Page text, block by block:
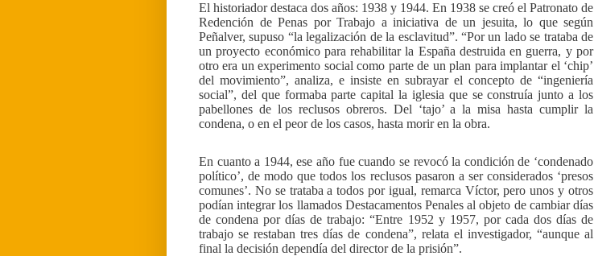
El historiador destaca dos años: 1938 y 1944. En 1938 se creó el Patronato de
Redención de Penas por Trabajo a iniciativa de un jesuita, lo que según
Peñalver, supuso “la legalización de la esclavitud”. “Por un lado se trataba de
un proyecto económico para rehabilitar la España destruida en guerra, y por
otro era un experimento social como parte de un plan para implantar el ‘chip’
del movimiento”, analiza, e insiste en subrayar el concepto de “ingeniería
social”, del que formaba parte capital la iglesia que se construía junto a los
pabellones de los reclusos obreros. Del ‘tajo’ a la misa hasta cumplir la
condena, o en el peor de los casos, hasta morir en la obra.
En cuanto a 1944, ese año fue cuando se revocó la condición de ‘condenado
político’, de modo que todos los reclusos pasaron a ser considerados ‘presos
comunes’. No se trataba a todos por igual, remarca Víctor, pero unos y otros
podían integrar los llamados Destacamentos Penales al objeto de cambiar días
de condena por días de trabajo: “Entre 1952 y 1957, por cada dos días de
trabajo se restaban tres días de condena”, relata el investigador, “aunque al
final la decisión dependía del director de la prisión”.